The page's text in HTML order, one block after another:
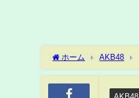
ホーム AKB48
髙橋舞桜